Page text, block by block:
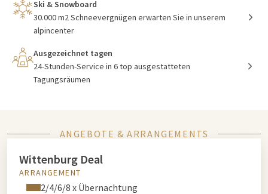
Ski & Snowboard
30.000 m2 Schneevergnügen erwarten Sie in unserem
alpincenter
Ausgezeichnet tagen
24-Stunden-Service in 6 top ausgestatteten
Tagungsräumen
ANGEBOTE & ARRANGEMENTS
Wittenburg Deal
ARRANGEMENT
2/4/6/8 x Übernachtung